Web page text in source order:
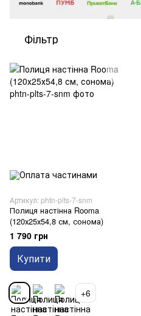
Фільтр
Артикул: phtn-plts-7-snm
Полиця настінна Rooma
(120х25х54,8 см, сонома)
1 790 грн
Купити
+6